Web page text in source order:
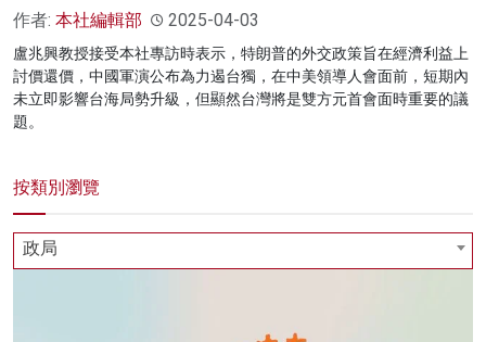
作者: 本社編輯部 2025-04-03
盧兆興教授接受本社專訪時表示，特朗普的外交政策旨在經濟利益上
討價還價，中國軍演公布為力遏台獨，在中美領導人會面前，短期內
未立即影響台海局勢升級，但顯然台灣將是雙方元首會面時重要的議
題。
按類別瀏覽
政局